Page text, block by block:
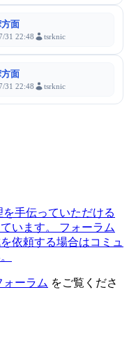
面
31 22:48 tsrknic
面
31 22:48 tsrknic
手伝っていただける
います。
フォーラム
依頼する場合はコミュ
ォーラム をご覧くださ